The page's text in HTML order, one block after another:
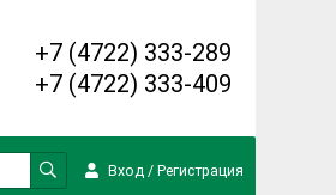
+7 (4722) 333-289
+7 (4722) 333-409
Вход/ Регистрация